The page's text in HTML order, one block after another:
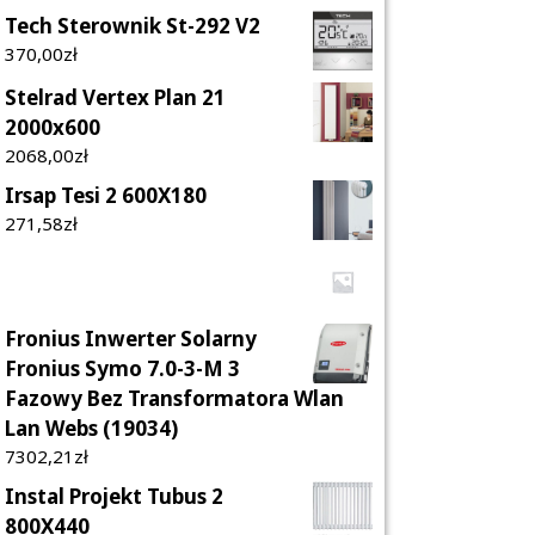
Tech Sterownik St-292 V2
370,00Zł
Stelrad Vertex Plan 21
2000x600
2068,00Zł
Irsap Tesi 2 600X180
271,58Zł
Fronius Inwerter Solarny
Fronius Symo 7.0-3-M 3
Fazowy Bez Transformatora Wlan
Lan Webs (19034)
7302,21 Zł
Instal Projekt Tubus 2
800X440